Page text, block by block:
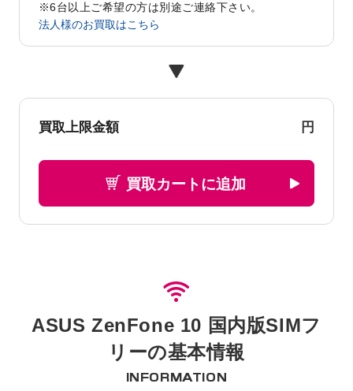
※6台以上ご希望の方は別途ご連絡下さい。
法人様のお買取はこちら
買取上限金額 円
買取カートに追加
ASUS ZenFone 10 国内版SIMフ
リーの基本情報
INFORMATION